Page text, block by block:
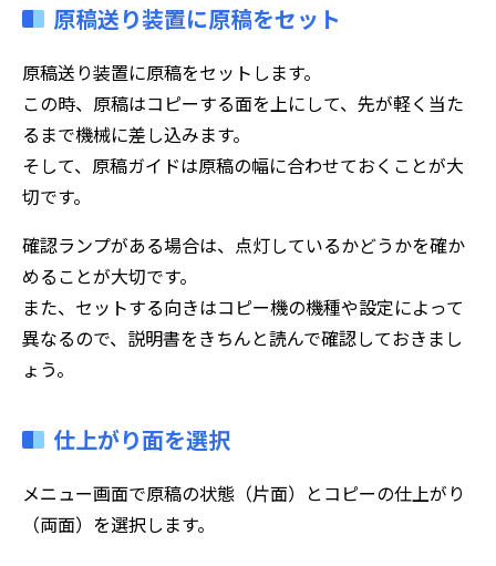
原稿送り装置に原稿をセット
原稿送り装置に原稿をセットします。
この時、原稿はコピーする面を上にして、先が軽く当た
るまで機械に差し込みます。
そして、原稿ガイドは原稿の幅に合わせておくことが大
切です。
確認ランプがある場合は、点灯しているかどうかを確か
めることが大切です。
また、セットする向きはコピー機の機種や設定によって
異なるので、説明書をきちんと読んで確認しておきまし
ょう。
仕上がり面を選択
メニュー画面で原稿の状態（片面）とコピーの仕上がり
（両面）を選択します。